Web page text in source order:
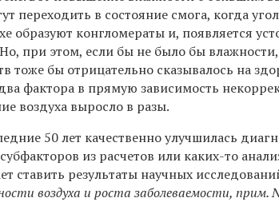
переходить в состояние смога, когда
образуют конгломераты и, появляется
при этом, если бы не было бы
тоже бы отрицательно сказывалось на
фактора в прямую зависимость
воздуха выросло в разы.
50 лет качественно улучшилась
из расчетов или каких-то
ставить результаты научных
воздуха и роста заболеваемости, прим.